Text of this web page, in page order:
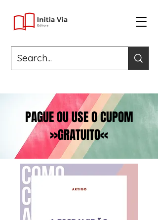
PAGUE OU USE O CUPOM
>>GRATUITO<<